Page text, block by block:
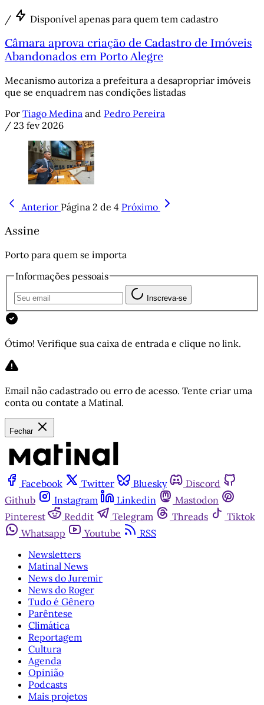
/ Disponível apenas para quem tem cadastro
Câmara aprova criação de Cadastro de Imóveis
Abandonados em Porto Alegre
Mecanismo autoriza a prefeitura a desapropriar imóveis
que se enquadrem nas condições listadas
Por Tiago Medina and Pedro Pereira
/ 23 fev 2026
Anterior Página 2 de 4 Próximo
Assine
Porto para quem se importa
Informações pessoais
Inscreva-se
Ótimo! Verifique sua caixa de entrada e clique no link.
Email não cadastrado ou erro de acesso. Tente criar uma
conta ou contate a Matinal.
Fechar
Facebook Twitter Bluesky
Discord
Github
Instagram Linkedin
Mastodon
Pinterest
Reddit Telegram Threads
Tiktok
Whatsapp
Youtube
RSS
Newsletters
Matinal News
News do Juremir
News do Roger
Tudo é Gênero
Parêntese
Climática
Reportagem
Cultura
Agenda
Opinião
Podcasts
Mais projetos